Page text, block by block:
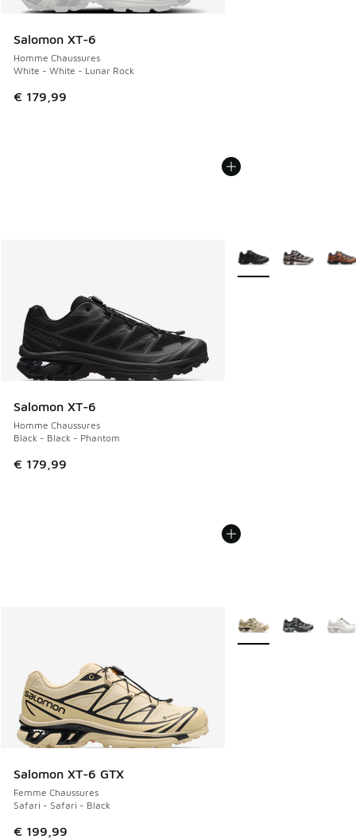
Salomon XT-6
Homme Chaussures
White - White - Lunar Rock
€ 179,99
Salomon XT-6
Homme Chaussures
Black - Black - Phantom
€ 179,99
Plus de couleurs
Salomon XT-6 GTX
Femme Chaussures
Safari - Safari - Black
€ 199,99
Plus de couleurs